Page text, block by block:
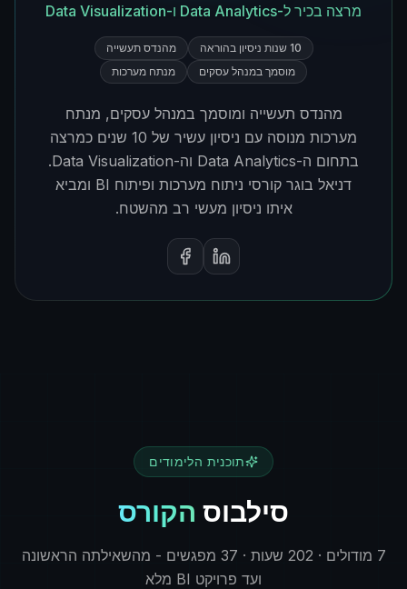
מרצה בכיר ל-Data Analytics ו-Data Visualization
10 שנות ניסיון בהוראה
מהנדס תעשייה
מוסמך במנהל עסקים
מנתח מערכות
מהנדס תעשייה ומוסמך במנהל עסקים, מנתח
מערכות מנוסה עם ניסיון עשיר של 10 שנים כמרצה
בתחום ה-Data Analytics וה-Data Visualization.
דניאל בוגר קורסי ניתוח מערכות ופיתוח BI ומביא
איתו ניסיון מעשי רב מהשטח.
תוכנית הלימודים
סילבוס הקורס
7 מודולים · 202 שעות · 37 מפגשים - מהשאילתה הראשונה
ועד פרויקט BI מלא